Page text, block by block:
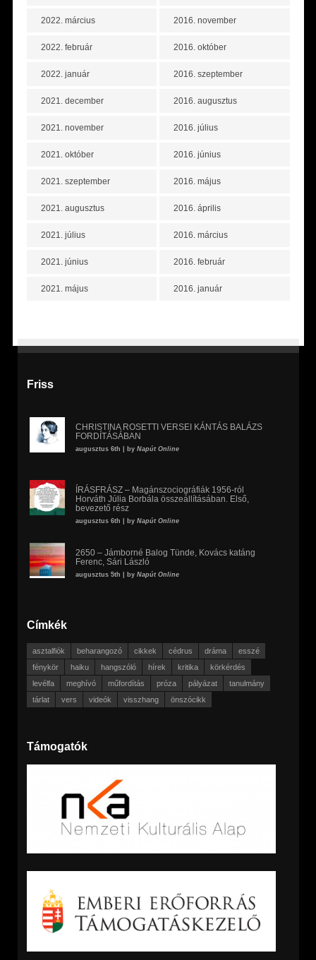
2022. március
2022. február
2022. január
2021. december
2021. november
2021. október
2021. szeptember
2021. augusztus
2021. július
2021. június
2021. május
2016. november
2016. október
2016. szeptember
2016. augusztus
2016. július
2016. június
2016. május
2016. április
2016. március
2016. február
2016. január
Friss
CHRISTINA ROSETTI VERSEI KÁNTÁS BALÁZS
FORDÍTÁSÁBAN
augusztus 6th | by Napút Online
ÍRÁSFRÁSZ – Magánszociográfiák 1956-ról
Horváth Júlia Borbála összeállításában. Első,
bevezető rész
augusztus 6th | by Napút Online
2650 – Jámborné Balog Tünde, Kovács katáng
Ferenc, Sári László
augusztus 5th | by Napút Online
Címkék
asztalfiók beharangozó cikkek cédrus dráma
esszé
fénykör
haiku hangszóló hírek kritika
körkérdés
levélfa
meghívó műfordítás próza pályázat
tanulmány
tárlat
vers videók visszhang önszócikk
Támogatók